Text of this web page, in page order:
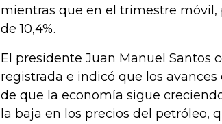
mientras que en el trimestre
de 10,4%.
El presidente Juan Manuel Santos
registrada e indicó que los
de que la economía sigue
la baja en los precios del petróleo,